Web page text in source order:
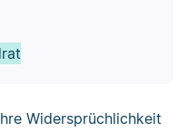
Widersprüchlichkeit